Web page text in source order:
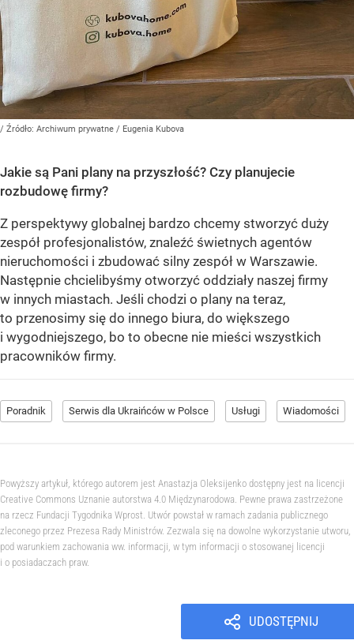
/ Źródło: Archiwum prywatne / Eugenia Kubova
Jakie są Pani plany na przyszłość? Czy planujecie
rozbudowę firmy?
Z perspektywy globalnej bardzo chcemy stworzyć duży
zespół profesjonalistów, znaleźć świetnych agentów
nieruchomości i zbudować silny zespół w Warszawie.
Następnie chcielibyśmy otworzyć oddziały naszej firmy
w innych miastach. Jeśli chodzi o plany na teraz,
to przenosimy się do innego biura, do większego
i wygodniejszego, bo to obecne nie mieści wszystkich
pracowników firmy.
Poradnik Serwis dla Ukraińców w Polsce Usługi Wiadomości
Powyższy artykuł, którego autorem jest Anastazja Oleksijenko dostępny jest na licencji
Creative Commons Uznanie autorstwa 4.0 Międzynarodowa. Pewne prawa zastrzeżone
na rzecz Fundacji Tygodnika Wprost. Utwór powstał w ramach zadania publicznego
zleconego przez Prezesa Rady Ministrów. Zezwala się na dowolne wykorzystanie utworu,
pod warunkiem zachowania ww. informacji, w tym informacji o stosowanej licencji
i o posiadaczach praw.
UDOSTĘPNIJ